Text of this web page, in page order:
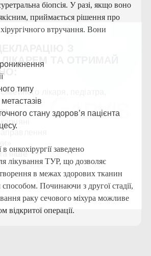
біопсія. У разі, якщо воно
приймається рішення про
втручання. Вони
типу
стану здоров’я пацієнта
онкохірургії заведено
лікування ТУР, що дозволяє
в межах здорових тканин
Починаючи з другої стадії,
раку сечового міхура можливе
відкритої операції.
З
ТА ОТРИМАЙ
сімейного лікаря, педіатра,
інше
ДЕКЛАРАЦІЮ ОНЛАЙН